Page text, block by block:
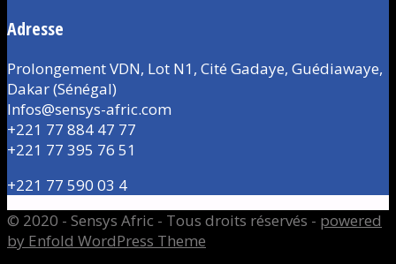
Adresse
Prolongement VDN, Lot N1, Cité Gadaye, Guédiawaye,
Dakar (Sénégal)
Infos@sensys-afric.com
+221 77 884 47 77
+221 77 395 76 51
+221 77 590 03 4
© 2020 - Sensys Afric - Tous droits réservés - powered
by Enfold WordPress Theme